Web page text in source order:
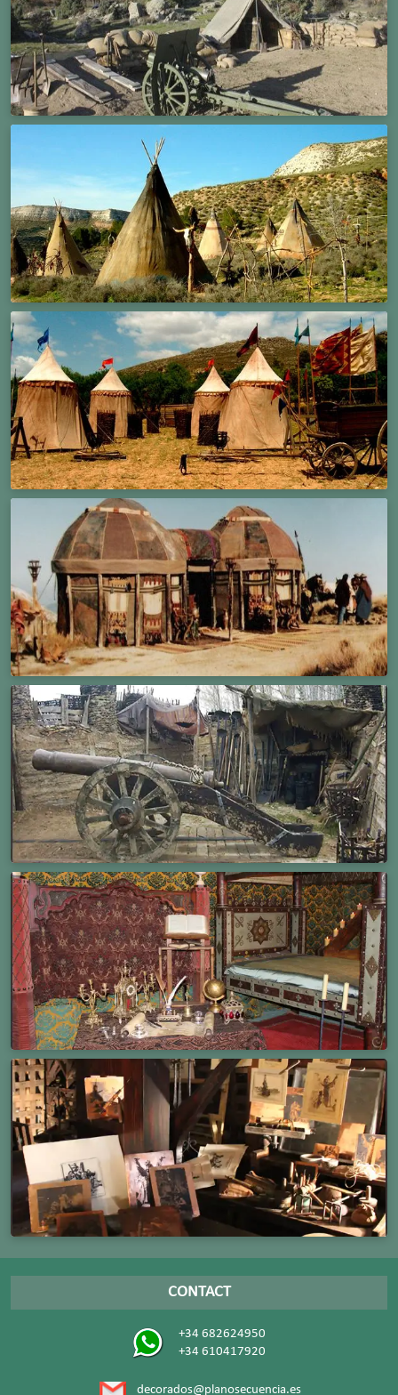
CONTACT
+34 682624950
+34 610417920
decorados@planosecuencia.es